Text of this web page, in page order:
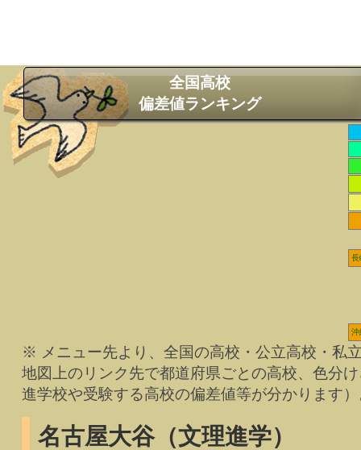
全国高校
偏差値ランキング
長
沖
※ メニュー先より、全国の高校・公立高校・私
地図上のリンク先で都道府県ごとの高校、色分
進学校や受験する高校の偏差値等が分かります
名古屋大谷（文理進学）